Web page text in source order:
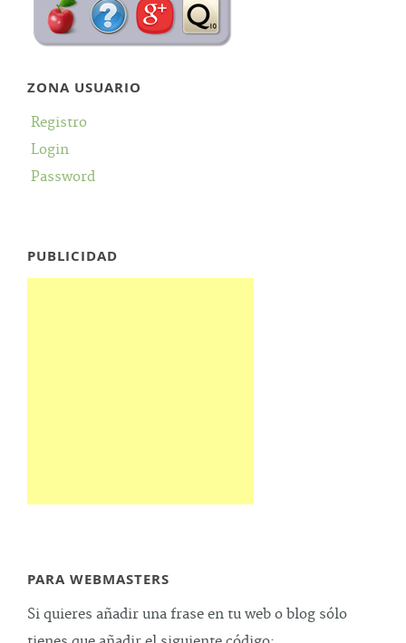
ZONA USUARIO
Registro
Login
Password
PUBLICIDAD
PARA WEBMASTERS
Si quieres añadir una frase en tu web o blog sólo